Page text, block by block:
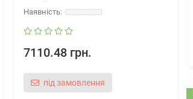
7110.48 грн.
під замовлення